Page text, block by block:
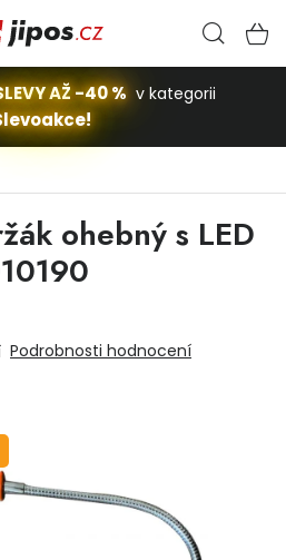
AŽ -40 % v kategorii
ohebný s LED
Podrobnosti hodnocení